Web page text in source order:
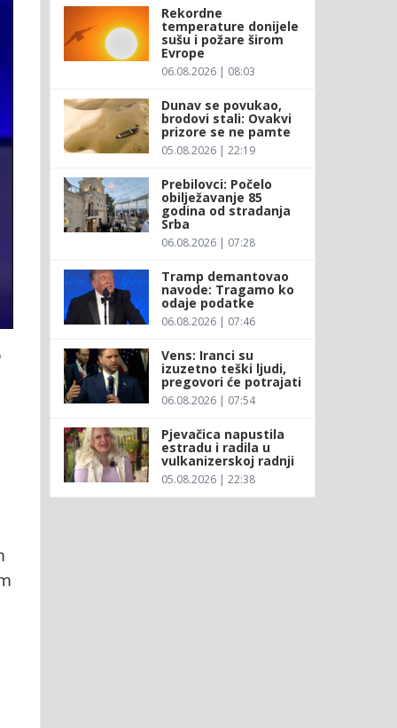
Rekordne
temperature donijele
sušu i požare širom
Evrope
06.08.2026 | 08:03
Dunav se povukao,
brodovi stali: Ovakvi
prizore se ne pamte
05.08.2026 | 22:19
Prebilovci: Počelo
obilježavanje 85
godina od stradanja
Srba
06.08.2026 | 07:28
Tramp demantovao
navode: Tragamo ko
odaje podatke
06.08.2026 | 07:46
Vens: Iranci su
izuzetno teški ljudi,
pregovori će potrajati
06.08.2026 | 07:54
Pjevačica napustila
estradu i radila u
vulkanizerskoj radnji
05.08.2026 | 22:38